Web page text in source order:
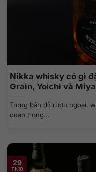
Nikka whisky có gì
Grain, Yoichi và
Trong bản đồ rượu ngoại,
quan trọng...
29
Th10